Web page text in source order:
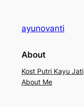
ayunovanti
About
Kost Putri Kayu Jati
About Me